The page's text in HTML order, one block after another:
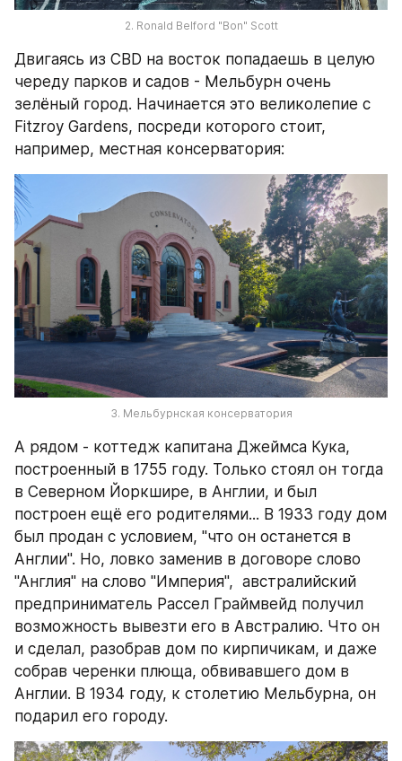
2. Ronald Belford "Bon" Scott
Двигаясь из CBD на восток попадаешь в целую
череду парков и садов - Мельбурн очень
зелёный город. Начинается это великолепие с
Fitzroy Gardens, посреди которого стоит,
например, местная консерватория:
3. Мельбурнская консерватория
А рядом - коттедж капитана Джеймса Кука,
построенный в 1755 году. Только стоял он тогда
в Северном Йоркшире, в Англии, и был
построен ещё его родителями... В 1933 году дом
был продан с условием, "что он останется в
Англии". Но, ловко заменив в договоре слово
"Англия" на слово "Империя",  австралийский
предприниматель Рассел Граймвейд получил
возможность вывезти его в Австралию. Что он
и сделал, разобрав дом по кирпичикам, и даже
собрав черенки плюща, обвивавшего дом в
Англии. В 1934 году, к столетию Мельбурна, он
подарил его городу.